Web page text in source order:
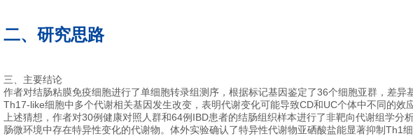
二、研究思路
三、主要结论
作者对结肠粘膜免疫细胞进行了单细胞转录组测序，根据标记基因鉴定了36个细胞亚群，差异
Th17-like细胞中多个代谢相关基因发生改变，表明代谢变化可能导致CD和UC个体中不同的效
上述猜想，作者对30例健康对照人群和64例IBD患者的结肠组织样本进行了非靶向代谢组学分
肠微环境中存在特异性变化的代谢物。体外实验确认了特异性代谢物亚硒酸盐能显著抑制Th1